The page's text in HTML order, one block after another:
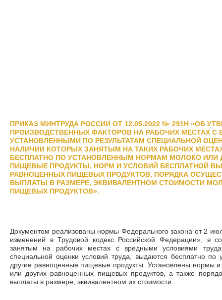
ПРИКАЗ МИНТРУДА РОССИИ ОТ 12.05.2022 № 291Н «ОБ
ПРОИЗВОДСТВЕННЫХ ФАКТОРОВ НА РАБОЧИХ МЕСТАХ С
УСТАНОВЛЕННЫМИ ПО РЕЗУЛЬТАТАМ СПЕЦИАЛЬНОЙ
НАЛИЧИИ КОТОРЫХ ЗАНЯТЫМ НА ТАКИХ РАБОЧИХ
БЕСПЛАТНО ПО УСТАНОВЛЕННЫМ НОРМАМ МОЛОКО ИЛИ
ПИЩЕВЫЕ ПРОДУКТЫ, НОРМ И УСЛОВИЙ БЕСПЛАТНОЙ
РАВНОЦЕННЫХ ПИЩЕВЫХ ПРОДУКТОВ, ПОРЯДКА
ВЫПЛАТЫ В РАЗМЕРЕ, ЭКВИВАЛЕНТНОМ СТОИМОСТИ
ПИЩЕВЫХ ПРОДУКТОВ».
Документом реализованы нормы Федерального закона от 2
изменений в Трудовой кодекс Российской Федерации», в
занятым на рабочих местах с вредными условиями
специальной оценки условий труда, выдаются бесплатно
другие равноценные пищевые продукты. Установлены нормы
или других равноценных пищевых продуктов, а также
выплаты в размере, эквивалентном их стоимости.